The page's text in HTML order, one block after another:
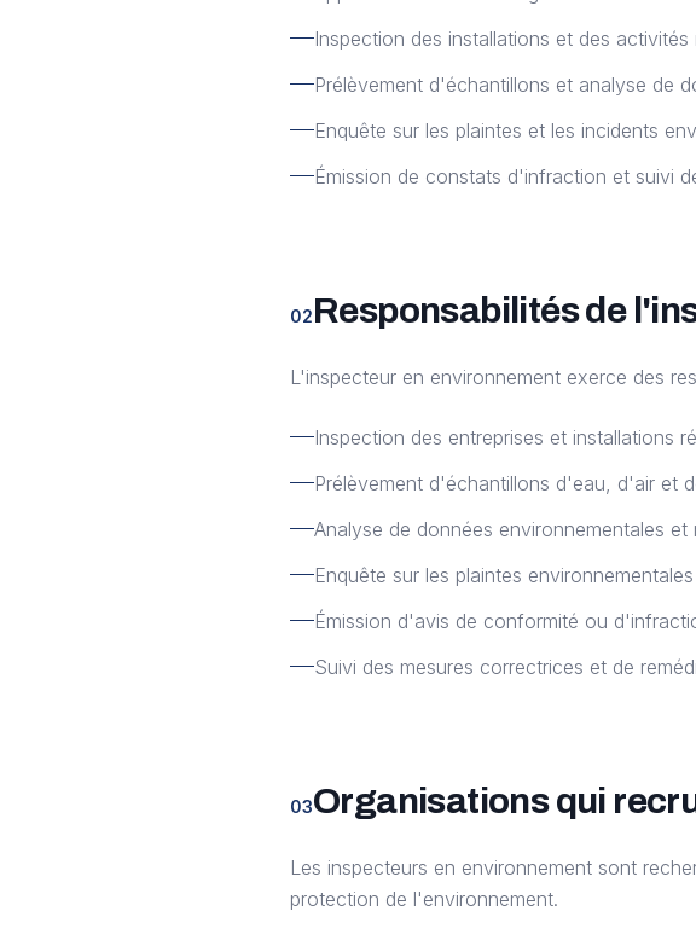
Inspection des installations et des activités
Prélèvement d'échantillons et analyse de
Enquête sur les plaintes et les incidents
Émission de constats d'infraction et suivi
02Responsabilités de
L'inspecteur en environnement exerce des
Inspection des entreprises et installations
Prélèvement d'échantillons d'eau, d'air et
Analyse de données environnementales
Enquête sur les plaintes environnementales
Émission d'avis de conformité ou
Suivi des mesures correctrices et de
03Organisations qui
Les inspecteurs en environnement sont
protection de l'environnement.